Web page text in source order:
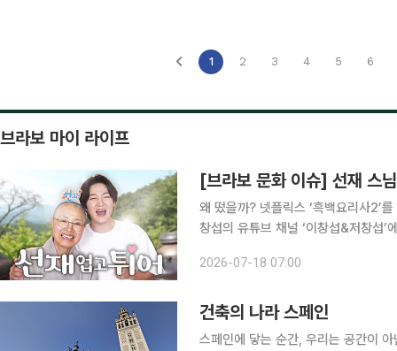
1 2 3 4 5 6
브라보 마이 라이프
[브라보 문화 이슈] 선재 스
왜 떴을까? 넷플릭스 ‘흑백요리사2’
창섭의 유튜브 채널 ‘이창섭&저창섭’에 출연해 다시
2026-07-18 07:00
건축의 나라 스페인
스페인에 닿는 순간, 우리는 공간이